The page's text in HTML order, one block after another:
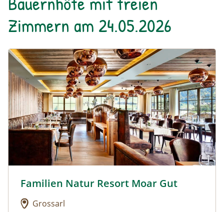
Zimmern am 24.05.2026
Urlaub am Bauernhof: Familien Natur Resort Moar Gut
Urlaub am Bauernhof: Familien Natur Resort Moar
Familien Natur Resort Moar Gut
Grossarl